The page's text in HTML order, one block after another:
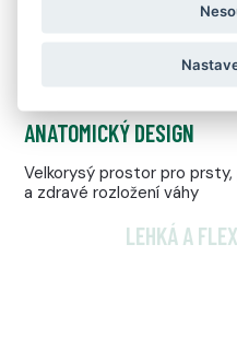
Nulový drop, tenká
ANATOMICKÝ DESIGN
Velkorysý prostor pro
a zdravé rozložení váhy
LEHKÁ A